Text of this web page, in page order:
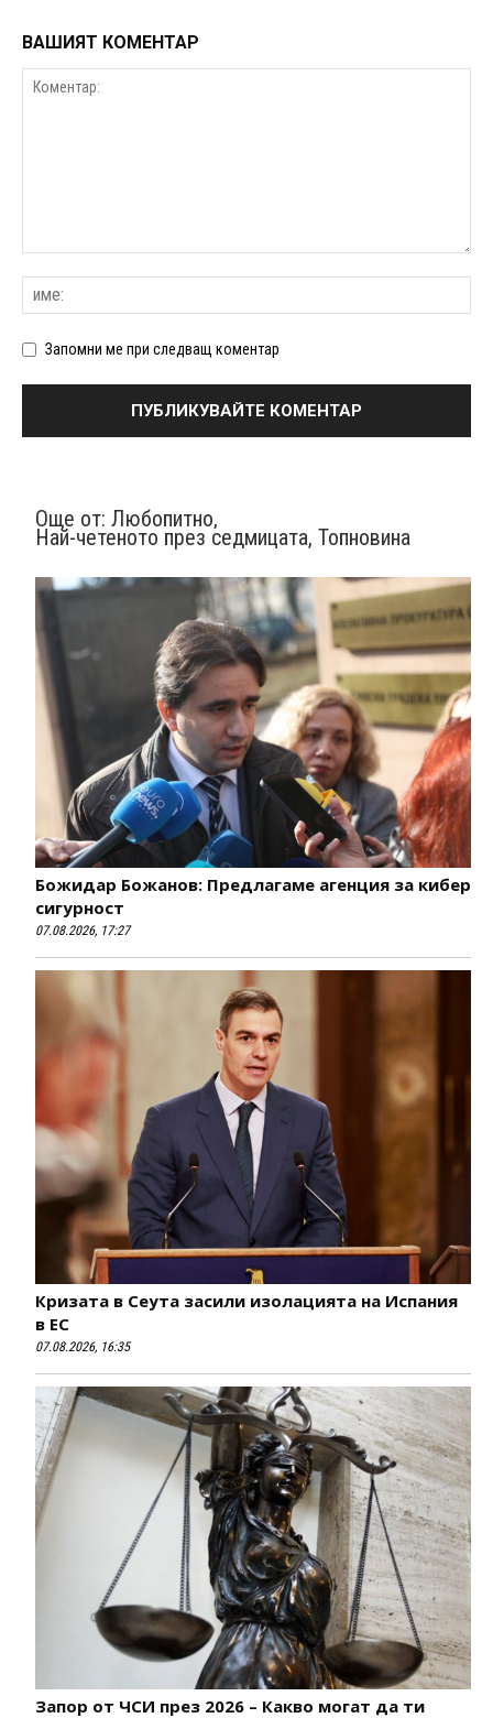
ВАШИЯТ КОМЕНТАР
Запомни ме при следващ коментар
Още от: Любопитно,
Най-четеното през седмицата, Топновина
Божидар Божанов: Предлагаме агенция за кибер
сигурност
07.08.2026, 17:27
Кризата в Сеута засили изолацията на Испания
в ЕС
07.08.2026, 16:35
Запор от ЧСИ през 2026 – Какво могат да ти